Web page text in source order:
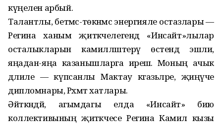
күңелен арбый.
Талантлы, бетмәс-төкәнмәс энергияле остазлары —
Регина ханым җитәкчелегендә «Инсайт»лылар
осталыкларын камилләштерү өстендә эшли,
яңадан-яңа казанышларга ирешә. Моның ачык
дәлиле — күпсанлы Мактау кәгазьләре, җиңүче
дипломнары, Рәхмәт хатлары.
Әйткәндәй, агымдагы елда «Инсайт» бию
коллективының җитәкчесе Регина Камил кызы